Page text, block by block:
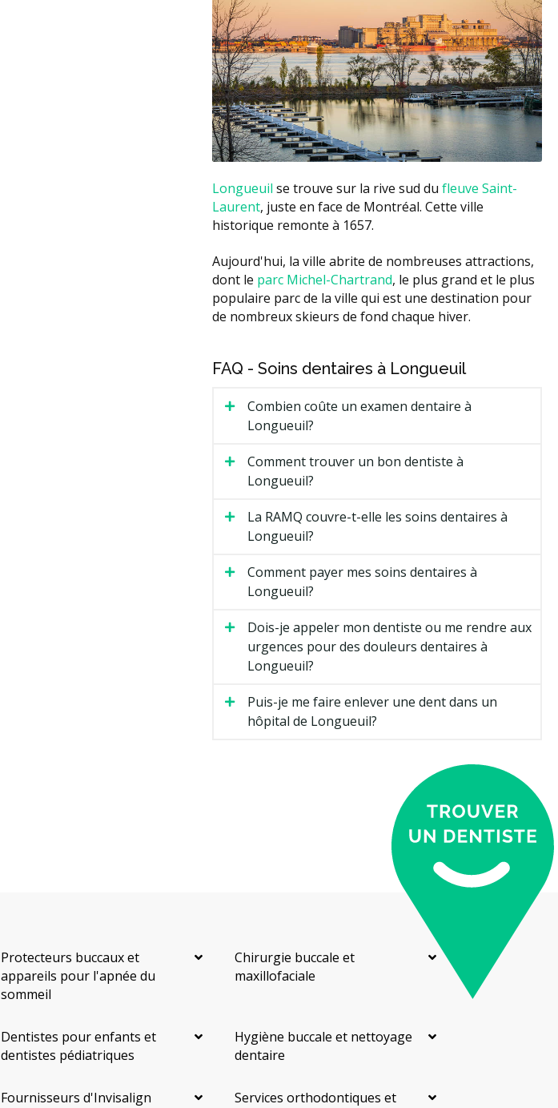
Longueuil se trouve sur la rive sud du fleuve Saint-
Laurent, juste en face de Montréal. Cette ville
historique remonte à 1657.
Aujourd'hui, la ville abrite de nombreuses attractions,
dont le parc Michel-Chartrand, le plus grand et le plus
populaire parc de la ville qui est une destination pour
de nombreux skieurs de fond chaque hiver.
FAQ - Soins dentaires à Longueuil
Combien coûte un examen dentaire à
Longueuil?
Comment trouver un bon dentiste à
Longueuil?
La RAMQ couvre-t-elle les soins dentaires à
Longueuil?
Comment payer mes soins dentaires à
Longueuil?
Dois-je appeler mon dentiste ou me rendre aux
urgences pour des douleurs dentaires à
Longueuil?
Puis-je me faire enlever une dent dans un
hôpital de Longueuil?
Protecteurs buccaux et
appareils pour l'apnée du
sommeil
Chirurgie buccale et
maxillofaciale
Dentistes pour enfants et
dentistes pédiatriques
Hygiène buccale et nettoyage
dentaire
Fournisseurs d'Invisalign
Services orthodontiques et